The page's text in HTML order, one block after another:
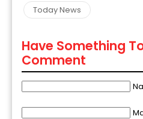
Today News
Have Something
Comment